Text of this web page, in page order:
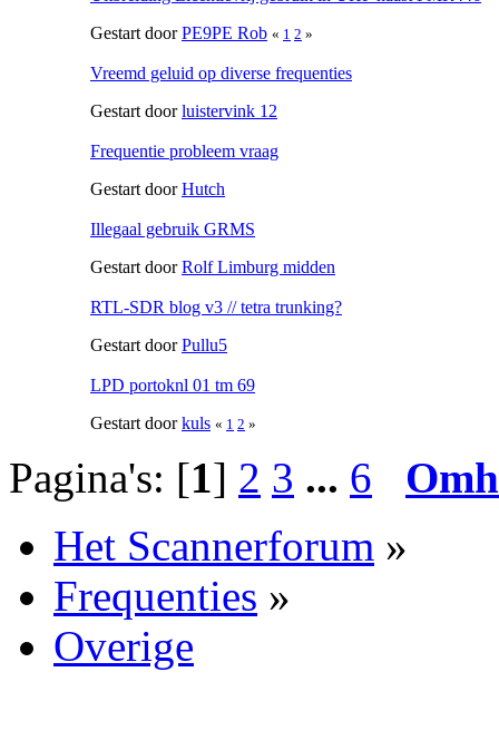
Gestart doorPE9PE Rob « 1 2 »
Vreemd geluid op diverse frequenties
Gestart doorluistervink 12
Frequentie probleem vraag
Gestart doorHutch
Illegaal gebruik GRMS
Gestart doorRolf Limburg midden
RTL-SDR blog v3 // tetra trunking?
Gestart doorPullu5
LPD portoknl 01 tm 69
Gestart doorkuls « 1 2 »
Pagina's: [1] 2 3 ... 6
Het Scannerforum »
Frequenties »
Overige